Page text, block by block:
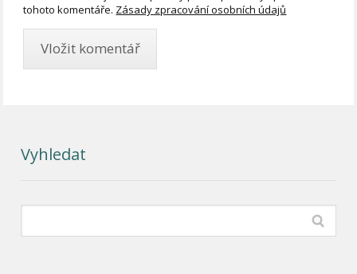
tohoto komentáře. Zásady zpracování osobních údajů
Vyhledat